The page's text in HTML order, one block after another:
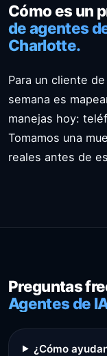
Cómo es un
de agentes
Charlotte.
Para un cliente
semana es
manejas hoy:
Tomamos una
reales antes de
Preguntas
Agentes de
¿Cómo